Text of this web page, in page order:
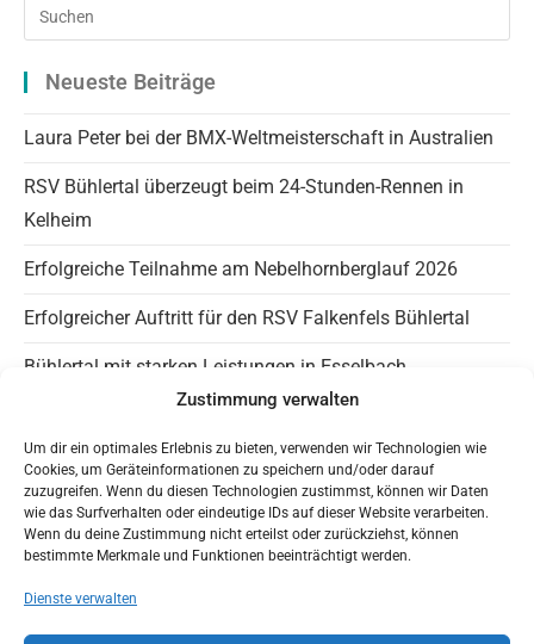
Zustimmung verwalten
Um dir ein optimales Erlebnis zu bieten, verwenden wir Technologien wie
Cookies, um Geräteinformationen zu speichern und/oder darauf
zuzugreifen. Wenn du diesen Technologien zustimmst, können wir Daten
wie das Surfverhalten oder eindeutige IDs auf dieser Website verarbeiten.
Wenn du deine Zustimmung nicht erteilst oder zurückziehst, können
bestimmte Merkmale und Funktionen beeinträchtigt werden.
Dienste verwalten
Neueste Beiträge
Laura Peter bei der BMX-Weltmeisterschaft in Australien
RSV Bühlertal überzeugt beim 24-Stunden-Rennen in
Kelheim
Erfolgreiche Teilnahme am Nebelhornberglauf 2026
Erfolgreicher Auftritt für den RSV Falkenfels Bühlertal
Bühlertal mit starken Leistungen in Esselbach
Panaromagravel auf Instagram
Trainingszeiten
HaLT – Jugendfreundlicher Verein
Mit Google Maps nach Bühlertal